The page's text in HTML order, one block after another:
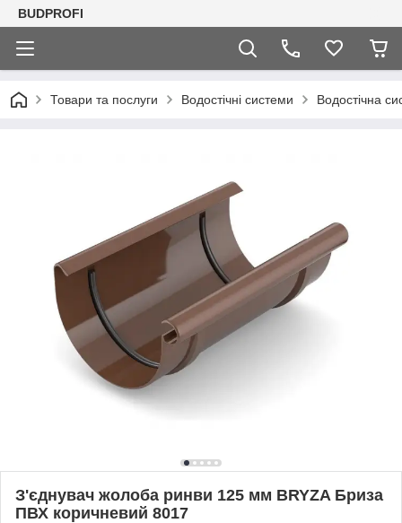
BUDPROFI
Товари та послуги Водостічні системи Водостічна
З'єднувач жолоба ринви 125 мм BRYZA Бриза
ПВХ коричневий 8017